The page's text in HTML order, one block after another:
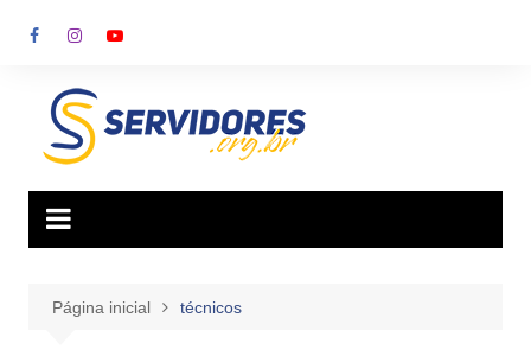
para
conteúdo
Página inicial técnicos